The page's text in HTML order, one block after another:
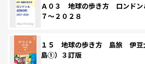
Ａ０３ 地球の歩き方 ロンドン
７～２０２８
１５ 地球の歩き方 島旅 伊豆
島①）３訂版